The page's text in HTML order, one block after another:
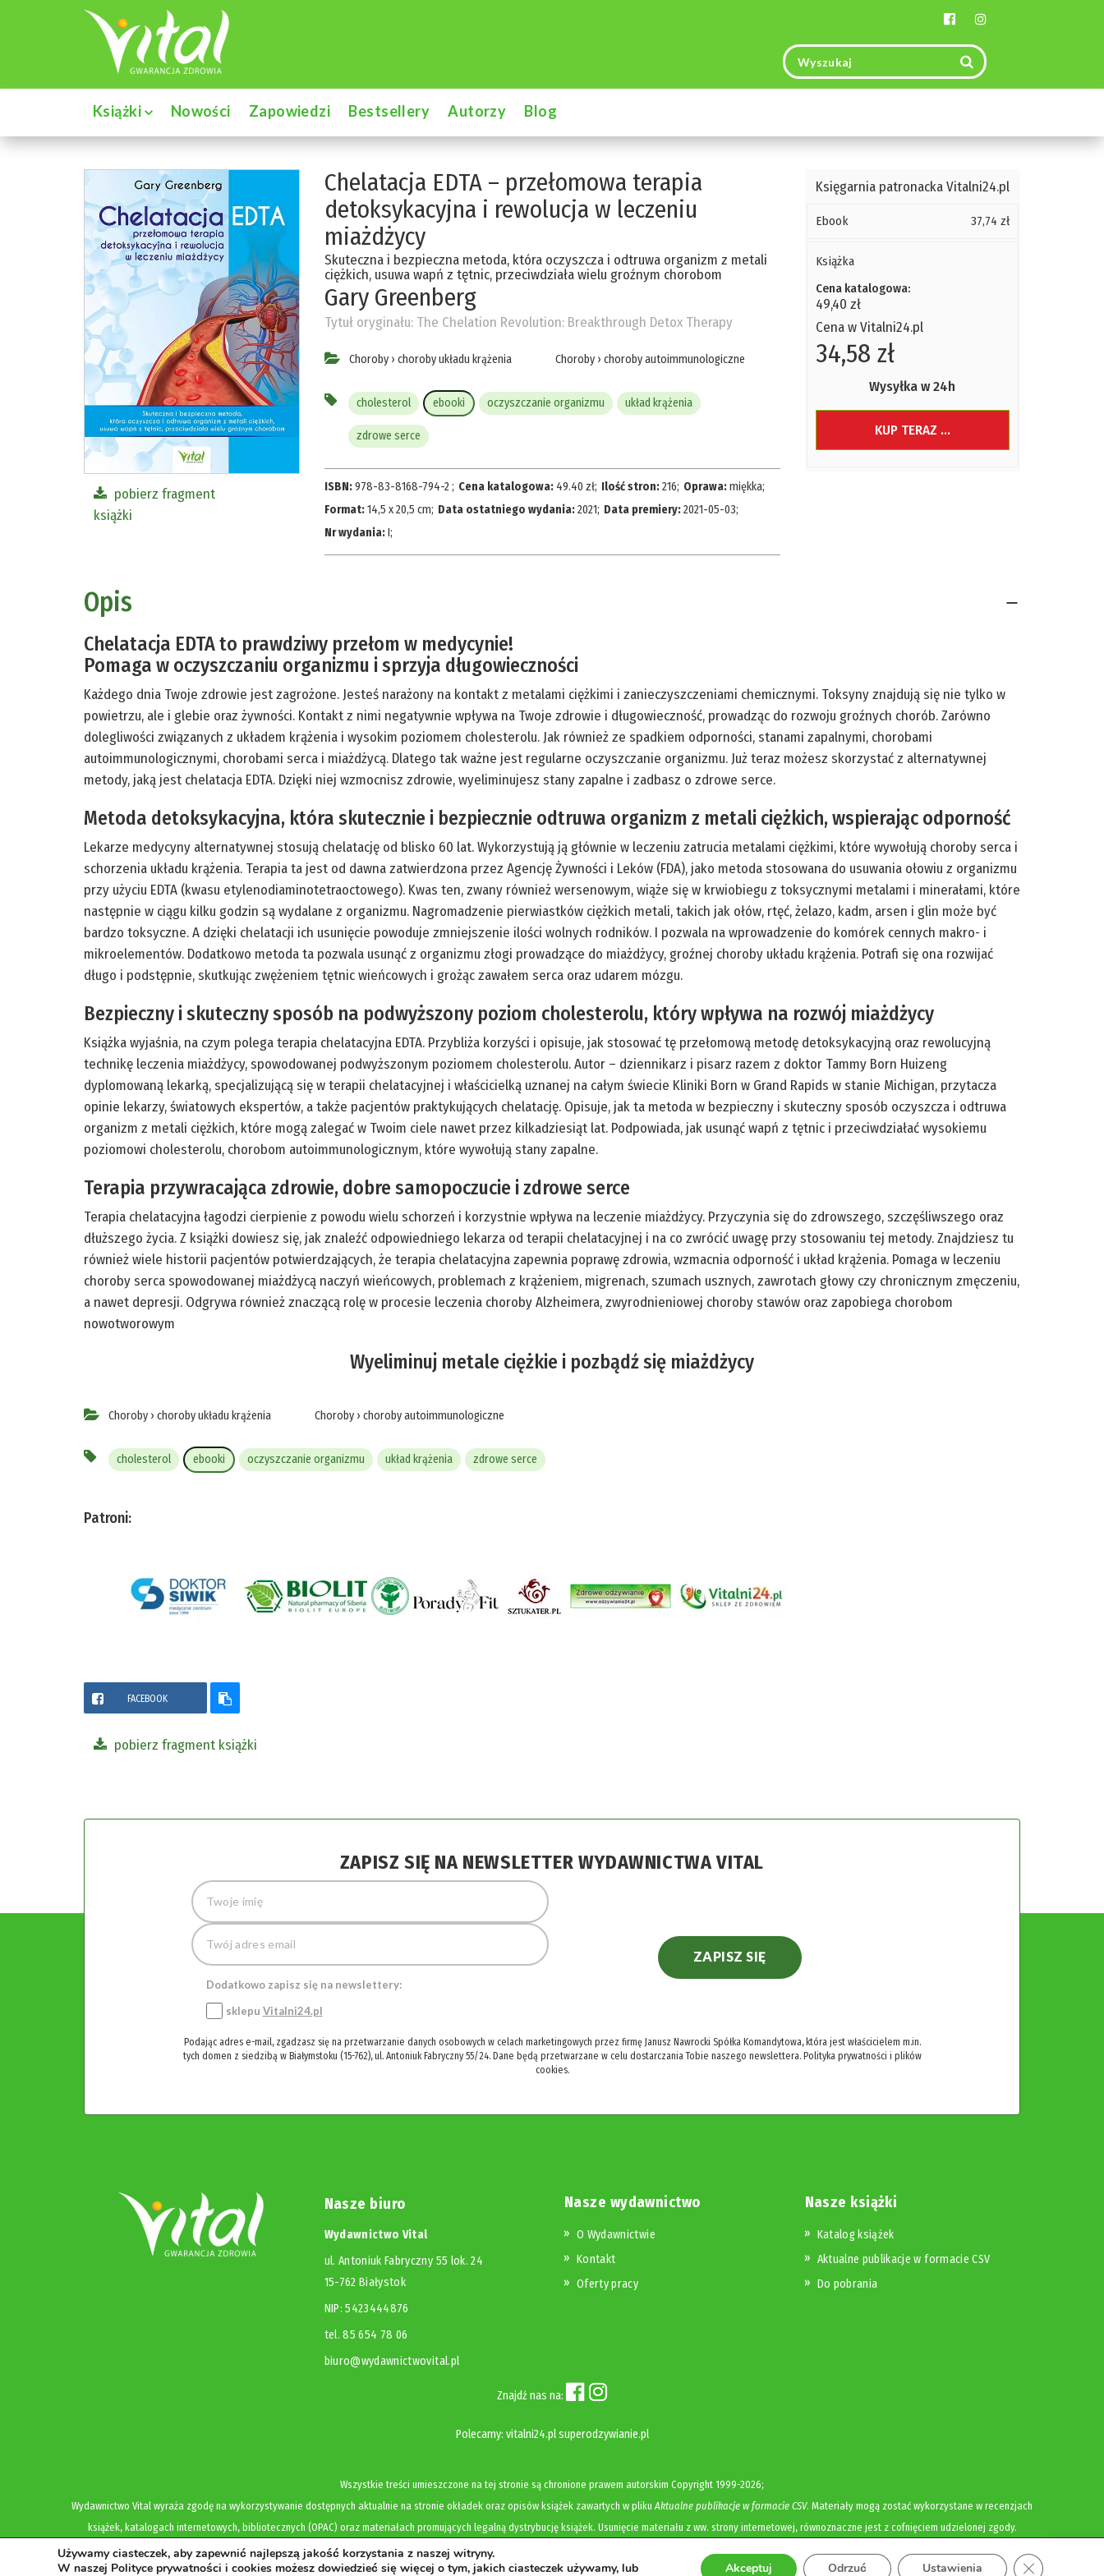
Książki Nowości Zapowiedzi Bestsellery Autorzy Blog
pobierz fragment
książki
Chelatacja EDTA – przełomowa terapia
detoksykacyjna i rewolucja w leczeniu
miażdżycy
Skuteczna i bezpieczna metoda, która oczyszcza i odtruwa organizm z metali
ciężkich, usuwa wapń z tętnic, przeciwdziała wielu groźnym chorobom
Gary Greenberg
Tytuł oryginału: The Chelation Revolution: Breakthrough Detox Therapy
Choroby› choroby układu krążenia Choroby› choroby autoimmunologiczne
cholesterol ebooki oczyszczanie organizmu układ krążenia
zdrowe serce
ISBN:978-83-8168-794-2; Cena katalogowa: 49.40 zł; Ilość stron:216; Oprawa:miękka;
Format:14,5 x 20,5 cm; Data ostatniego wydania:2021; Data premiery:2021-05-03;
Nr wydania:I;
Księgarnia patronacka Vitalni24.pl
Ebook 37,74 zł
Książka
Cena katalogowa:
49,40 zł
Cena w Vitalni24.pl
34,58 zł
Wysyłka w 24h
KUP TERAZ ...
Opis
Chelatacja EDTA to prawdziwy przełom w medycynie!
Pomaga w oczyszczaniu organizmu i sprzyja długowieczności
Każdego dnia Twoje zdrowie jest zagrożone. Jesteś narażony na kontakt z metalami ciężkimi i zanieczyszczeniami chemicznymi. Toksyny znajdują się nie tylko w
powietrzu, ale i glebie oraz żywności. Kontakt z nimi negatywnie wpływa na Twoje zdrowie i długowieczność, prowadząc do rozwoju groźnych chorób. Zarówno
dolegliwości związanych z układem krążenia i wysokim poziomem cholesterolu. Jak również ze spadkiem odporności, stanami zapalnymi, chorobami
autoimmunologicznymi, chorobami serca i miażdżycą. Dlatego tak ważne jest regularne oczyszczanie organizmu. Już teraz możesz skorzystać z alternatywnej
metody, jaką jest chelatacja EDTA. Dzięki niej wzmocnisz zdrowie, wyeliminujesz stany zapalne i zadbasz o zdrowe serce.
Metoda detoksykacyjna, która skutecznie i bezpiecznie odtruwa organizm z metali ciężkich, wspierając odporność
Lekarze medycyny alternatywnej stosują chelatację od blisko 60 lat. Wykorzystują ją głównie w leczeniu zatrucia metalami ciężkimi, które wywołują choroby serca i
schorzenia układu krążenia. Terapia ta jest od dawna zatwierdzona przez Agencję Żywności i Leków (FDA), jako metoda stosowana do usuwania ołowiu z organizmu
przy użyciu EDTA (kwasu etylenodiaminotetraoctowego). Kwas ten, zwany również wersenowym, wiąże się w krwiobiegu z toksycznymi metalami i minerałami, które
następnie w ciągu kilku godzin są wydalane z organizmu. Nagromadzenie pierwiastków ciężkich metali, takich jak ołów, rtęć, żelazo, kadm, arsen i glin może być
bardzo toksyczne. A dzięki chelatacji ich usunięcie powoduje zmniejszenie ilości wolnych rodników. I pozwala na wprowadzenie do komórek cennych makro- i
mikroelementów. Dodatkowo metoda ta pozwala usunąć z organizmu złogi prowadzące do miażdżycy, groźnej choroby układu krążenia. Potrafi się ona rozwijać
długo i podstępnie, skutkując zwężeniem tętnic wieńcowych i grożąc zawałem serca oraz udarem mózgu.
Bezpieczny i skuteczny sposób na podwyższony poziom cholesterolu, który wpływa na rozwój miażdżycy
Książka wyjaśnia, na czym polega terapia chelatacyjna EDTA. Przybliża korzyści i opisuje, jak stosować tę przełomową metodę detoksykacyjną oraz rewolucyjną
technikę leczenia miażdżycy, spowodowanej podwyższonym poziomem cholesterolu. Autor – dziennikarz i pisarz razem z doktor Tammy Born Huizeng
dyplomowaną lekarką, specjalizującą się w terapii chelatacyjnej i właścicielką uznanej na całym świecie Kliniki Born w Grand Rapids w stanie Michigan, przytacza
opinie lekarzy, światowych ekspertów, a także pacjentów praktykujących chelatację. Opisuje, jak ta metoda w bezpieczny i skuteczny sposób oczyszcza i odtruwa
organizm z metali ciężkich, które mogą zalegać w Twoim ciele nawet przez kilkadziesiąt lat. Podpowiada, jak usunąć wapń z tętnic i przeciwdziałać wysokiemu
poziomowi cholesterolu, chorobom autoimmunologicznym, które wywołują stany zapalne.
Terapia przywracająca zdrowie, dobre samopoczucie i zdrowe serce
Terapia chelatacyjna łagodzi cierpienie z powodu wielu schorzeń i korzystnie wpływa na leczenie miażdżycy. Przyczynia się do zdrowszego, szczęśliwszego oraz
dłuższego życia. Z książki dowiesz się, jak znaleźć odpowiedniego lekarza od terapii chelatacyjnej i na co zwrócić uwagę przy stosowaniu tej metody. Znajdziesz tu
również wiele historii pacjentów potwierdzających, że terapia chelatacyjna zapewnia poprawę zdrowia, wzmacnia odporność i układ krążenia. Pomaga w leczeniu
choroby serca spowodowanej miażdżycą naczyń wieńcowych, problemach z krążeniem, migrenach, szumach usznych, zawrotach głowy czy chronicznym zmęczeniu,
a nawet depresji. Odgrywa również znaczącą rolę w procesie leczenia choroby Alzheimera, zwyrodnieniowej choroby stawów oraz zapobiega chorobom
nowotworowym
Wyeliminuj metale ciężkie i pozbądź się miażdżycy
Choroby › choroby układu krążenia Choroby › choroby autoimmunologiczne
cholesterol ebooki oczyszczanie organizmu układ krążenia zdrowe serce
Patroni:
FACEBOOK
pobierz fragment książki
ZAPISZ SIĘ NA NEWSLETTER WYDAWNICTWA VITAL
Dodatkowo zapisz się na newslettery:
sklepu Vitalni24.pl
ZAPISZ SIĘ
Podając adres e-mail, zgadzasz się na przetwarzanie danych osobowych w celach marketingowych przez firmę Janusz Nawrocki Spółka Komandytowa, która jest właścicielem m.in.
tych domen z siedzibą w Białymstoku (15-762), ul. Antoniuk Fabryczny 55/24. Dane będą przetwarzane w celu dostarczania Tobie naszego newslettera. Polityka prywatności i plików
cookies.
Nasze biuro
Wydawnictwo Vital
ul. Antoniuk Fabryczny 55 lok. 24
15-762 Białystok
NIP: 5423444876
tel. 85 654 78 06
biuro@wydawnictwovital.pl
Nasze wydawnictwo
O Wydawnictwie
Kontakt
Oferty pracy
Nasze książki
Katalog książek
Aktualne publikacje w formacie CSV
Do pobrania
Znajdź nas na:
Polecamy: vitalni24.pl superodzywianie.pl
Wszystkie treści umieszczone na tej stronie są chronione prawem autorskim Copyright 1999-2026;
Wydawnictwo Vital wyraża zgodę na wykorzystywanie dostępnych aktualnie na stronie okładek oraz opisów książek zawartych w pliku Aktualne publikacje w formacie CSV. Materiały mogą zostać wykorzystane w recenzjach
książek, katalogach internetowych, bibliotecznych (OPAC) oraz materiałach promujących legalną dystrybucję książek. Usunięcie materiału z ww. strony internetowej, równoznaczne jest z cofnięciem udzielonej zgody.
Polityka prywatności i cookies
Używamy ciasteczek, aby zapewnić najlepszą jakość korzystania z naszej witryny.
W naszej Polityce prywatności i cookies możesz dowiedzieć się więcej o tym, jakich ciasteczek używamy, lub
Akceptuj Odrzuć Ustawienia Zamknij panel